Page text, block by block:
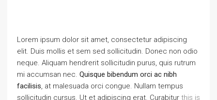
Lorem ipsum dolor sit amet, consectetur adipiscing
elit. Duis mollis et sem sed sollicitudin. Donec non odio
neque. Aliquam hendrerit sollicitudin purus, quis rutrum
mi accumsan nec. Quisque bibendum orci ac nibh
facilisis, at malesuada orci congue. Nullam tempus
sollicitudin cursus. Ut et adipiscing erat. Curabitur this is